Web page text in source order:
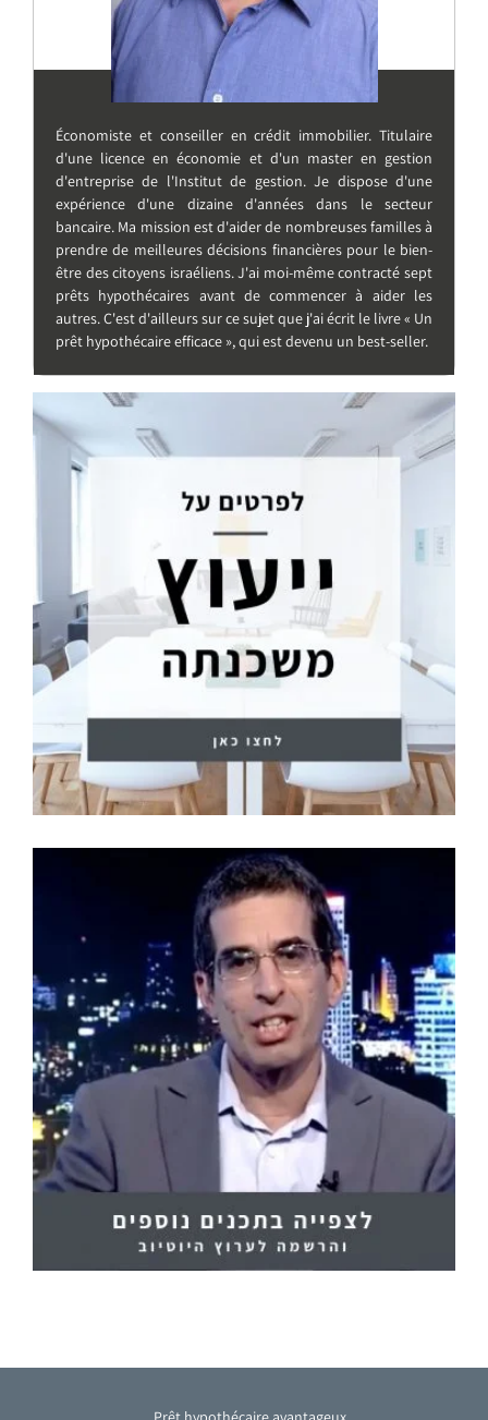
Économiste et conseiller en crédit immobilier. Titulaire
d'une licence en économie et d'un master en gestion
d'entreprise de l'Institut de gestion. Je dispose d'une
expérience d'une dizaine d'années dans le secteur
bancaire. Ma mission est d'aider de nombreuses familles à
prendre de meilleures décisions financières pour le bien-
être des citoyens israéliens. J'ai moi-même contracté sept
prêts hypothécaires avant de commencer à aider les
autres. C'est d'ailleurs sur ce sujet que j'ai écrit le livre « Un
prêt hypothécaire efficace », qui est devenu un best-seller.